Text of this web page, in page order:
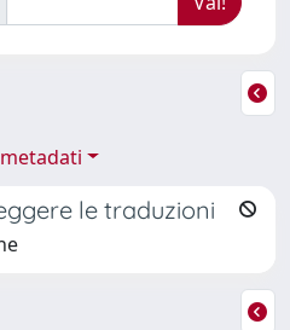
le traduzioni